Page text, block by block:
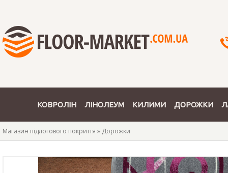
КОВРОЛІН ЛІНОЛЕУМ КИЛИМИ ДОРОЖКИ
Магазин підлогового покриття » Дорожки